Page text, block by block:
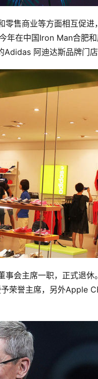
售商业等方面相互促
在中国Iron Man合肥
阿迪达斯品牌门店
会主席一职，正式退
荣誉主席，另外Apple